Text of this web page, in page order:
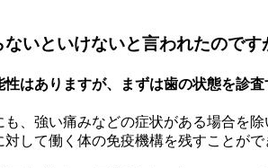
いといけないと言われたのです
はありますが、まずは歯の状態を診査
、強い痛みなどの症状がある場合を
して働く体の免疫機構を残すことが